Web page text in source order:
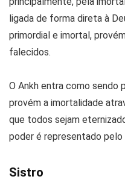
ligada de forma direta à
primordial e imortal,
falecidos.
O Ankh entra como sendo
provém a imortalidade
que todos sejam
poder é representado pelo
Sistro